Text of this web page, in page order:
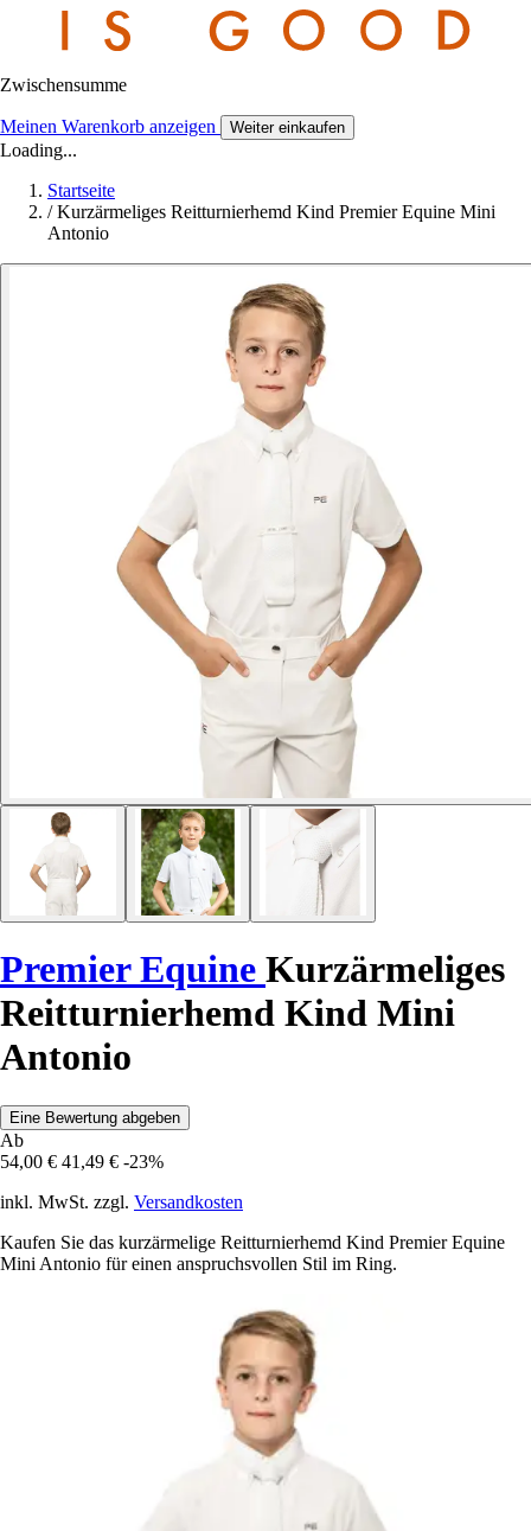
Zwischensumme
Meinen Warenkorb anzeigen Weiter einkaufen
Loading...
Startseite
/ Kurzärmeliges Reitturnierhemd Kind Premier Equine Mini
Antonio
Premier Equine Kurzärmeliges
Reitturnierhemd Kind Mini
Antonio
Eine Bewertung abgeben
Ab
54,00 € 41,49 € -23%
inkl. MwSt. zzgl. Versandkosten
Kaufen Sie das kurzärmelige Reitturnierhemd Kind Premier Equine
Mini Antonio für einen anspruchsvollen Stil im Ring.